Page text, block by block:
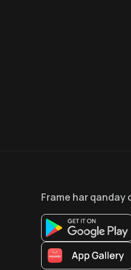
Frame har qanday